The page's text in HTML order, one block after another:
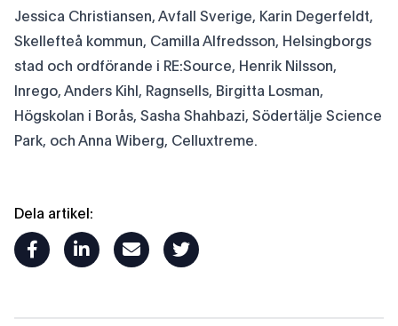
Jessica Christiansen, Avfall Sverige, Karin Degerfeldt,
Skellefteå kommun, Camilla Alfredsson, Helsingborgs
stad och ordförande i RE:Source, Henrik Nilsson,
Inrego, Anders Kihl, Ragnsells, Birgitta Losman,
Högskolan i Borås, Sasha Shahbazi, Södertälje Science
Park, och Anna Wiberg, Celluxtreme.
Dela artikel:
facebooklinkedinmail twitter